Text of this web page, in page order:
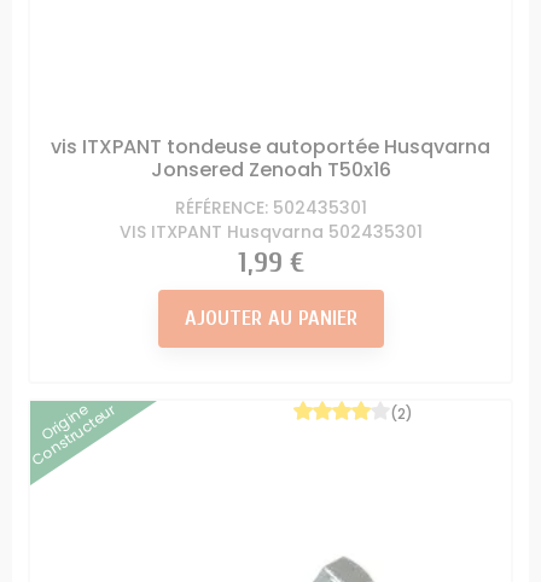
vis ITXPANT tondeuse autoportée Husqvarna
Jonsered Zenoah T50x16
RÉFÉRENCE: 502435301
VIS ITXPANT Husqvarna 502435301
Prix
1,99 €
AJOUTER AU PANIER
Origine
Constructeur (2)